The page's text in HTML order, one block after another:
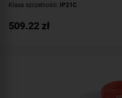
Klasa szczelności: IP21C
Montaż:wewnątrz budynku
509.22 zł